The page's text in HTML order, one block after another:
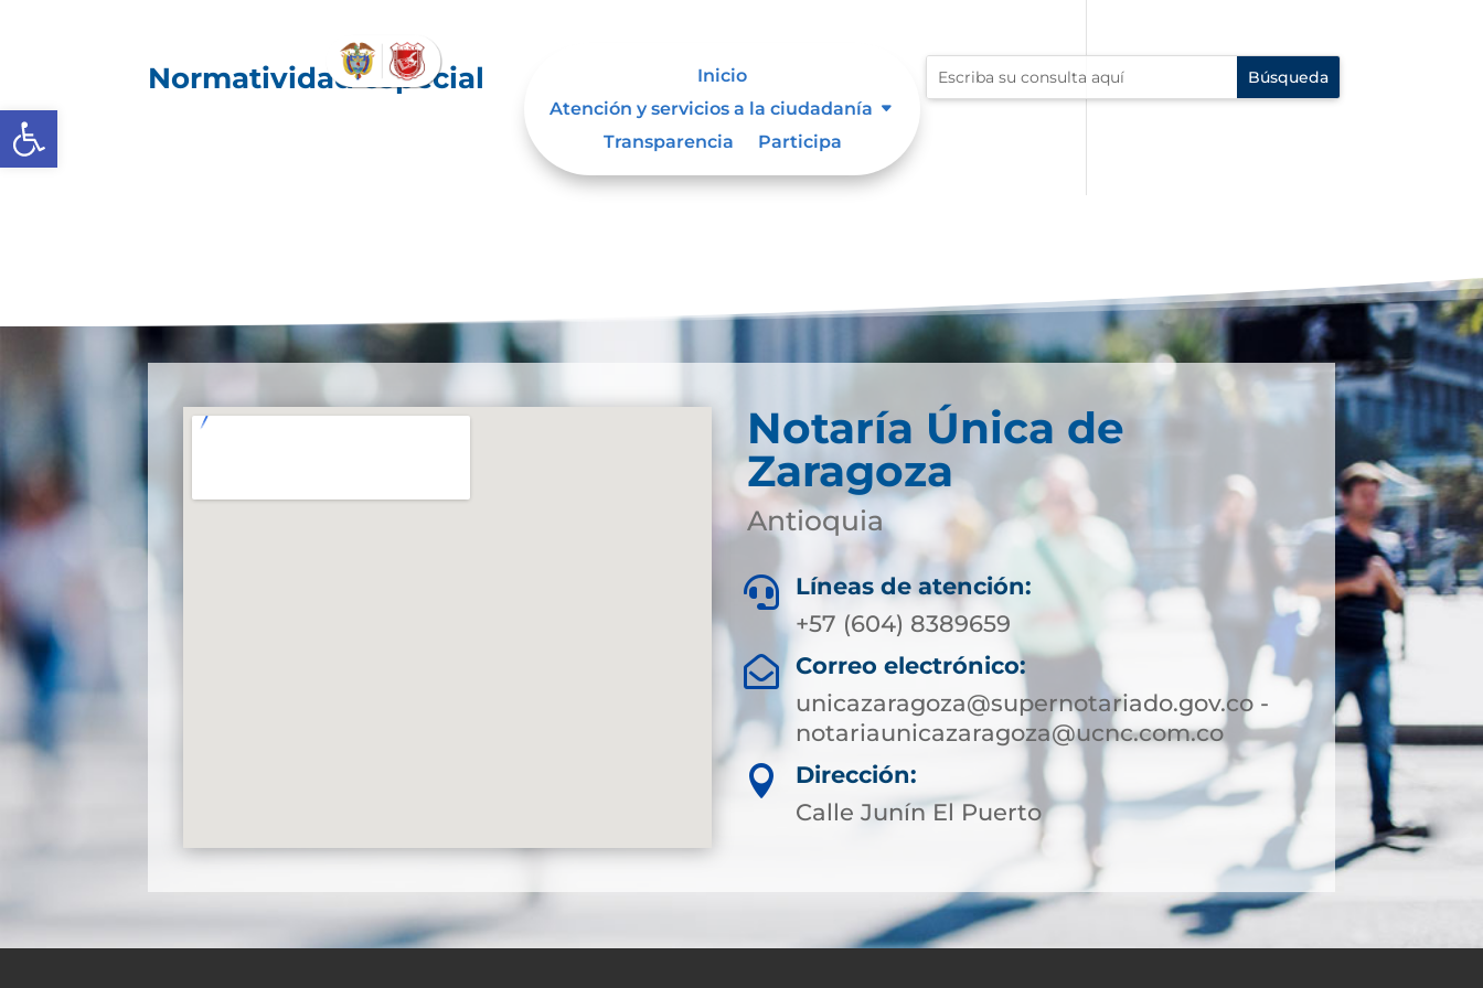
Abrir barra de herramientas
Inicio
Atención y servicios a la ciudadanía
Transparencia
Participa
Normatividad especial
Notaría Única de
Zaragoza
Antioquia

Líneas de atención:
+57 (604) 8389659

Correo electrónico:
unicazaragoza@supernotariado.gov.co -
notariaunicazaragoza@ucnc.com.co

Dirección:
Calle Junín El Puerto